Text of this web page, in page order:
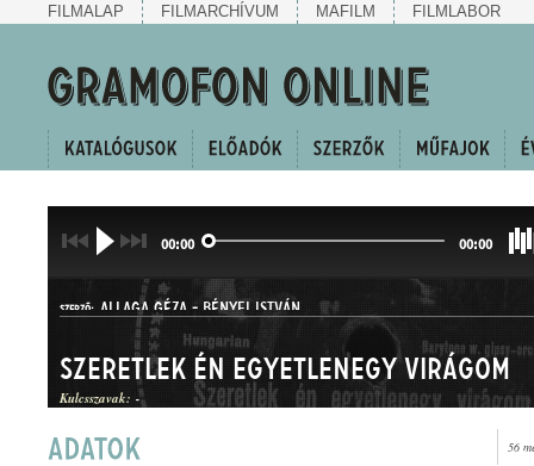
FILMALAP FILMARCHÍVUM MAFILM FILMLABOR
00:00 00:00
SZERZŐ: ALLAGA GÉZA - BÉNYEI ISTVÁN
Szeretlek én egyetlenegy virágom
Kulcsszavak: -
56